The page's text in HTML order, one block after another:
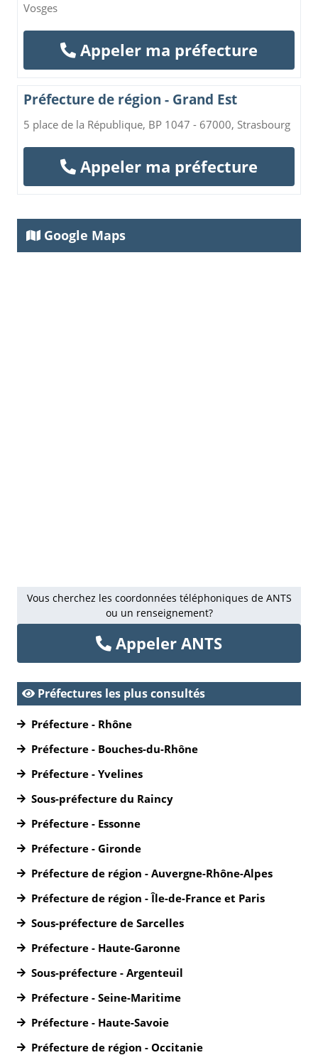
Vosges
Appeler ma préfecture
Préfecture de région - Grand Est
5 place de la République, BP 1047 - 67000, Strasbourg
Appeler ma préfecture
Google Maps
Vous cherchez les coordonnées téléphoniques de ANTS
ou un renseignement?
Appeler ANTS
Préfectures les plus consultés
Préfecture - Rhône
Préfecture - Bouches-du-Rhône
Préfecture - Yvelines
Sous-préfecture du Raincy
Préfecture - Essonne
Préfecture - Gironde
Préfecture de région - Auvergne-Rhône-Alpes
Préfecture de région - Île-de-France et Paris
Sous-préfecture de Sarcelles
Préfecture - Haute-Garonne
Sous-préfecture - Argenteuil
Préfecture - Seine-Maritime
Préfecture - Haute-Savoie
Préfecture de région - Occitanie